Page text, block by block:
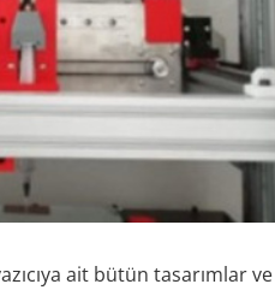
ait bütün tasarımlar